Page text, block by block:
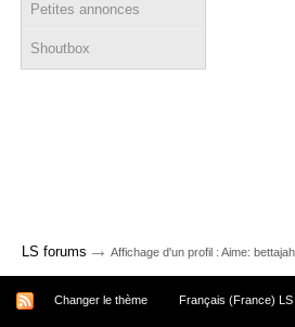
Petites annonces
Shoutbox
LS forums → Affichage d'un profil : Aime: bettajah
Changer le thème Français (France) LS